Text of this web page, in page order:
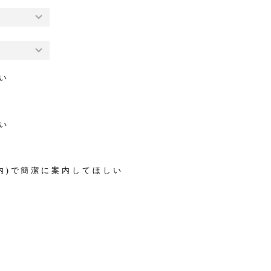
)で簡潔に案内してほしい